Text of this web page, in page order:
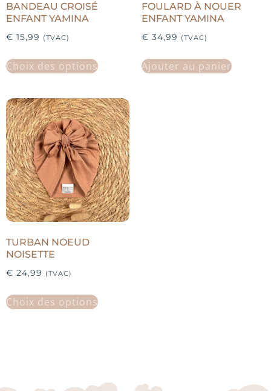
BANDEAU CROISÉ
ENFANT YAMINA
€ 15,99 (TVAC)
Choix des options
FOULARD À NOUER
ENFANT YAMINA
€ 34,99 (TVAC)
Ajouter au panier
TURBAN NOEUD
NOISETTE
€ 24,99 (TVAC)
Choix des options